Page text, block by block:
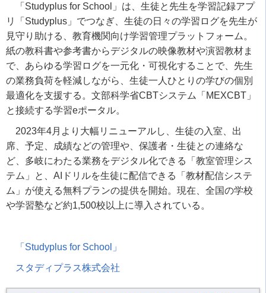
「Studyplus for School」は、生徒と先生を学習記録アプ
リ「Studyplus」でつなぎ、生徒の日々の学習ログを先生が
見守り助ける、教育機関向け学習管理プラットフォーム。
紙の教科書や参考書からデジタルの映像教材や演習教材ま
で、あらゆる学習ログを一元化・可視化することで、先生
の業務負荷を軽減しながら、生徒一人ひとりの学びの個別
最適化を支援する。文部科学省CBTシステム「MEXCBT」
と接続する学習eポータル。
2023年4月より大幅リニューアルし、生徒の入室、出
席、予定、成績などの管理や、保護者・生徒との連絡な
ど、多岐にわたる業務をデジタル化できる「教室管理シス
テム」と、AIドリルを生徒に配信できる「教材配信システ
ム」が使える無料プランの提供を開始。現在、全国の学校
や学習塾など約1,500校以上に導入されている。
「Studyplus for School」
スタディプラス株式会社